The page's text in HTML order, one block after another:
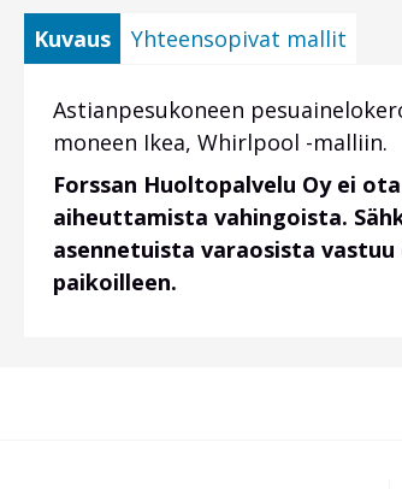
Kuvaus Yhteensopivat mallit
Astianpesukoneen
moneen Ikea, Whirlpool -malliin.
Forssan Huoltopalvelu Oy ei
aiheuttamista vahingoista.
asennetuista varaosista
paikoilleen.